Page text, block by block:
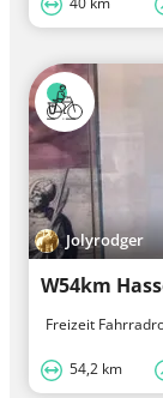
Jolyrodger
W54km
Freizeit
54,2 km